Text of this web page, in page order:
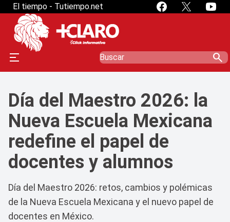
El tiempo - Tutiempo.net
search
Día del Maestro 2026: la
Nueva Escuela Mexicana
redefine el papel de
docentes y alumnos
Día del Maestro 2026: retos, cambios y polémicas
de la Nueva Escuela Mexicana y el nuevo papel de
docentes en México.